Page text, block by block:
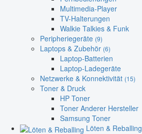
Multimedia-Player
TV-Halterungen
Walkie Talkies & Funk
Peripheriegeräte (9)
Laptops & Zubehör (6)
Laptop-Batterien
Laptop-Ladegeräte
Netzwerke & Konnektivität (15)
Toner & Druck
HP Toner
Toner Anderer Hersteller
Samsung Toner
Löten & Reballing